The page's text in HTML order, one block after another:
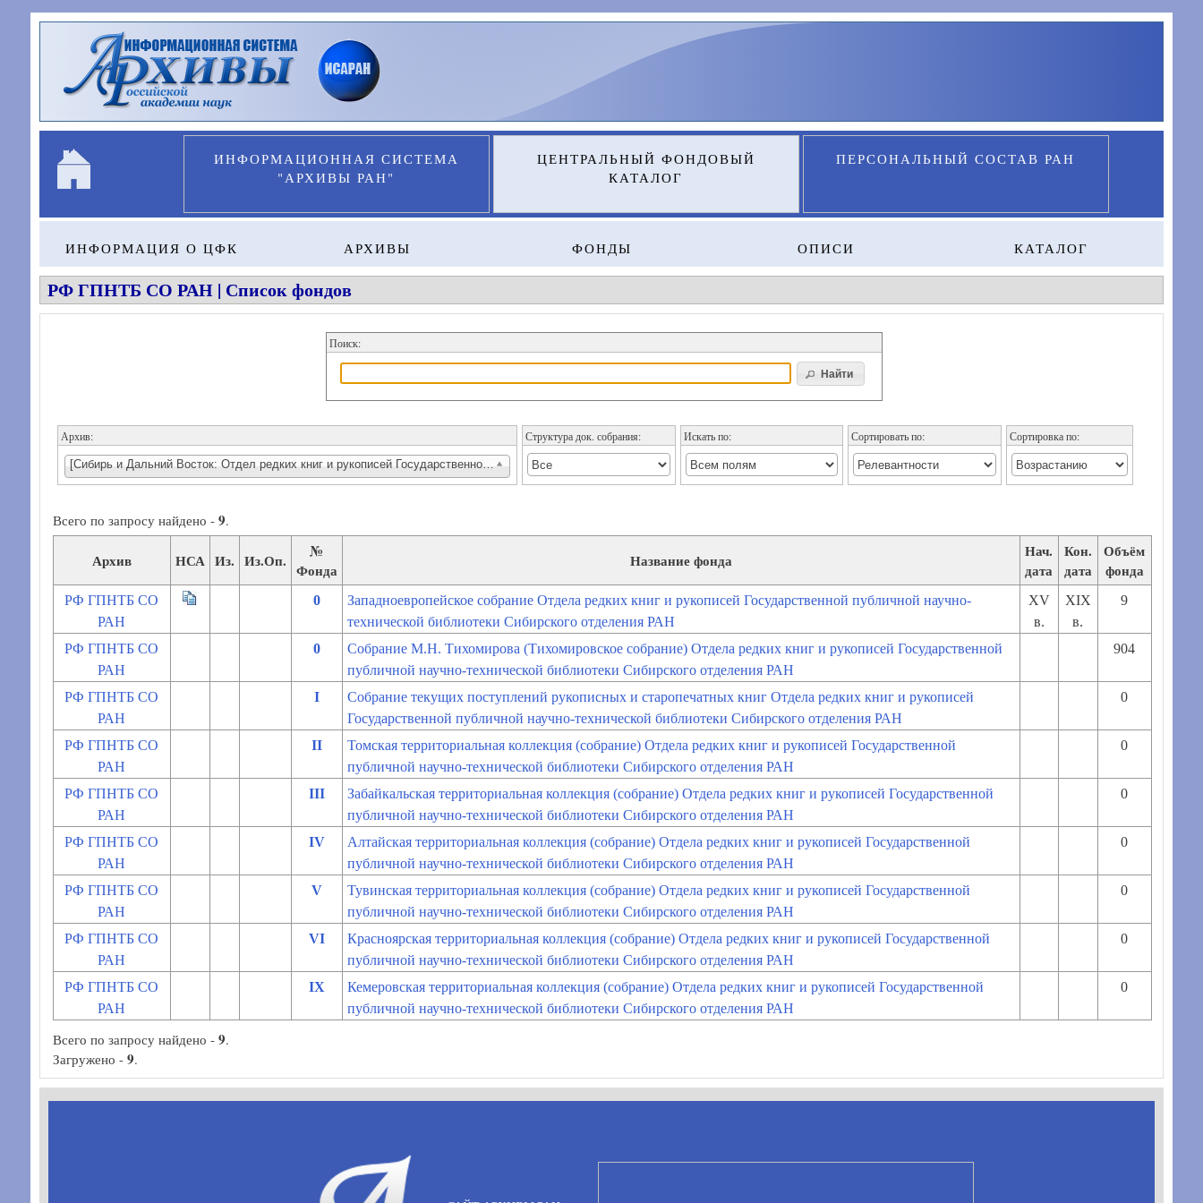
Перейти к основному содержанию
ИНФОРМАЦИОННАЯ СИСТЕМА
"АРХИВЫ РАН"
ЦЕНТРАЛЬНЫЙ ФОНДОВЫЙ
КАТАЛОГ
ПЕРСОНАЛЬНЫЙ СОСТАВ РАН
ИНФОРМАЦИЯ О ЦФК АРХИВЫ ФОНДЫ ОПИСИ КАТАЛОГ
РФ ГПНТБ СО РАН | Список фондов
Поиск:
Найти
Архив:
[Сибирь и Дальний Восток: Отдел редких книг и рукописей Государственной публичной научно-технической библиотеки Сибирского отделения РАН]
Структура док. собрания: Искать по: Сортировать по: Сортировка по:
Всего по запросу найдено - 9.
Архив НСА Из. Из.Оп.
№
Фонда
Название фонда
Нач.
дата
Кон.
дата
Объём
фонда
РФ ГПНТБ СО
РАН
0
Западноевропейское собрание Отдела редких книг и рукописей Государственной публичной научно-
технической библиотеки Сибирского отделения РАН
XV
в.
XIX
в.
9
РФ ГПНТБ СО
РАН
0
Собрание М.Н. Тихомирова (Тихомировское собрание) Отдела редких книг и рукописей Государственной
публичной научно-технической библиотеки Сибирского отделения РАН
904
РФ ГПНТБ СО
РАН
I
Собрание текущих поступлений рукописных и старопечатных книг Отдела редких книг и рукописей
Государственной публичной научно-технической библиотеки Сибирского отделения РАН
0
РФ ГПНТБ СО
РАН
II
Томская территориальная коллекция (собрание) Отдела редких книг и рукописей Государственной
публичной научно-технической библиотеки Сибирского отделения РАН
0
РФ ГПНТБ СО
РАН
III
Забайкальская территориальная коллекция (собрание) Отдела редких книг и рукописей Государственной
публичной научно-технической библиотеки Сибирского отделения РАН
0
РФ ГПНТБ СО
РАН
IV
Алтайская территориальная коллекция (собрание) Отдела редких книг и рукописей Государственной
публичной научно-технической библиотеки Сибирского отделения РАН
0
РФ ГПНТБ СО
РАН
V
Тувинская территориальная коллекция (собрание) Отдела редких книг и рукописей Государственной
публичной научно-технической библиотеки Сибирского отделения РАН
0
РФ ГПНТБ СО
РАН
VI
Красноярская территориальная коллекция (собрание) Отдела редких книг и рукописей Государственной
публичной научно-технической библиотеки Сибирского отделения РАН
0
РФ ГПНТБ СО
РАН
IX
Кемеровская территориальная коллекция (собрание) Отдела редких книг и рукописей Государственной
публичной научно-технической библиотеки Сибирского отделения РАН
0
Всего по запросу найдено - 9.
Загружено - 9.